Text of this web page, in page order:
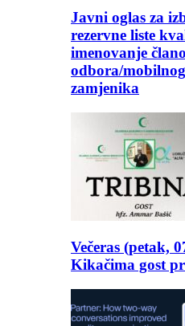
Javni oglas za
rezervne liste
imenovanje
odbora/
zamjenika
Večeras (petak,
Kikačima gost